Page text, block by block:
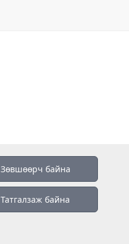
Зөвшөөрч байна
Татгалзаж байна